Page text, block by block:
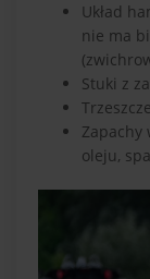
Układ
nie ma
Stuki z
Zapachy
oleju,